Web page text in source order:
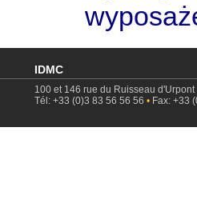
IDMC
100 et 146 rue du Ruisseau d'Urpont
Tél: +33 (0)3 83 56 56 56 • Fax: +33